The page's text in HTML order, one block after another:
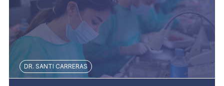
DR. SANTI CARRERAS